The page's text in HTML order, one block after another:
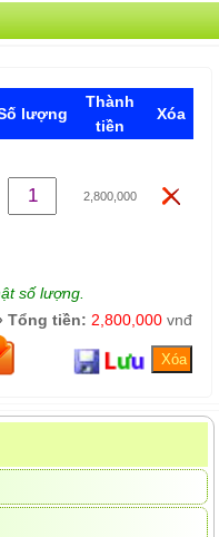
lượng
Thành
tiền
Xóa
2,800,000
số lượng.
Tổng tiền: 2,800,000vnđ